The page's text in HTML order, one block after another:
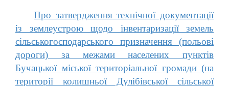
Про затвердження технічної документації
із землеустрою щодо інвентаризації земель
сільськогосподарського призначення (польові
дороги) за межами населених пунктів
Бучацької міської територіальної громади (на
території колишньої Дулібівської сільської